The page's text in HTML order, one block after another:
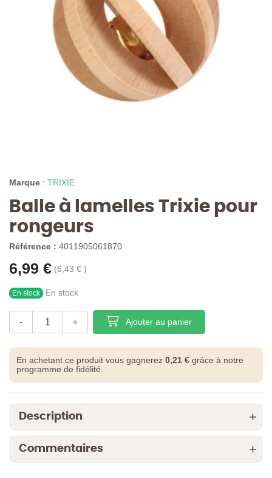
Marque : TRIXIE
Balle à lamelles Trixie pour
rongeurs
Référence : 4011905061870
6,99 € (6,43 € )
En stock En stock
- + Ajouter au panier
En achetant ce produit vous gagnerez 0,21 € grâce à notre
programme de fidélité.
Description
Commentaires